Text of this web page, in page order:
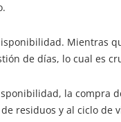
Mientras
de días, lo cual es
la
residuos y al ciclo